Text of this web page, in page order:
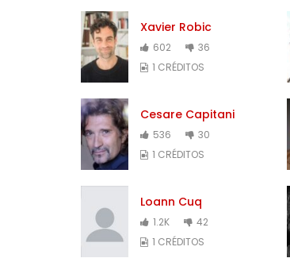
Xavier Robic
602
36
1 CRÉDITOS
Cesare Capitani
536
30
1 CRÉDITOS
Loann Cuq
1.2K
42
1 CRÉDITOS